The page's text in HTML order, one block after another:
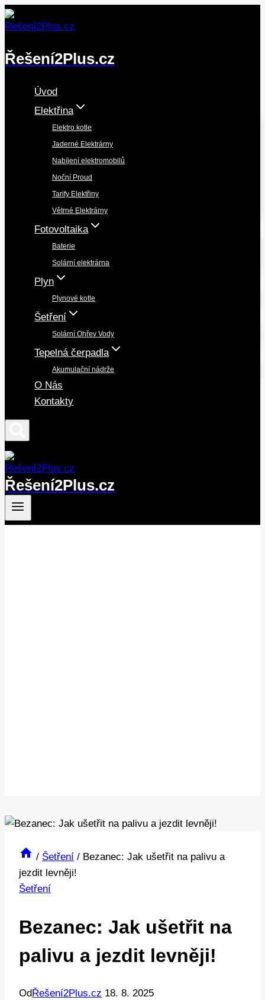
Přeskočit
na
Řešení2Plus.cz
Úvod
Elektřina
Elektro kotle
Jaderné Elektrárny
Nabíjení elektromobilů
Noční Proud
Tarify Elektřiny
Větrné Elektrárny
Fotovoltaika
Baterie
Solární elektrárna
Plyn
Plynové kotle
Šetření
Solární Ohřev Vody
Tepelná čerpadla
Akumulační nádrže
O Nás
Kontakty
Řešení2Plus.cz
/ Šetření / Bezanec: Jak ušetřit na palivu a
jezdit levněji!
Šetření
Bezanec: Jak ušetřit na
palivu a jezdit levněji!
Od Řešení2Plus.cz 18. 8. 2025